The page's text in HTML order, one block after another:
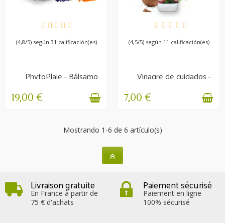
DISPONIBLE
(4,8/5) según 31 calificación(es)
PhytoPlaie - Bálsamo
regenerador
19,00 €
DISPONIBLE
(4,5/5) según 11 calificación(es)
Vinagre de cuidados -
Coco y Aloe Vera -...
7,00 €
Mostrando 1-6 de 6 artículo(s)
Livraison gratuite
En France à partir de
75 € d'achats
Paiement sécurisé
Paiement en ligne
100% sécurisé